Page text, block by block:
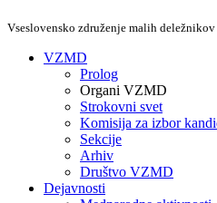
Vseslovensko združenje malih deležnikov
VZMD
Prolog
Organi VZMD
Strokovni svet
Komisija za izbor
Sekcije
Arhiv
Društvo VZMD
Dejavnosti